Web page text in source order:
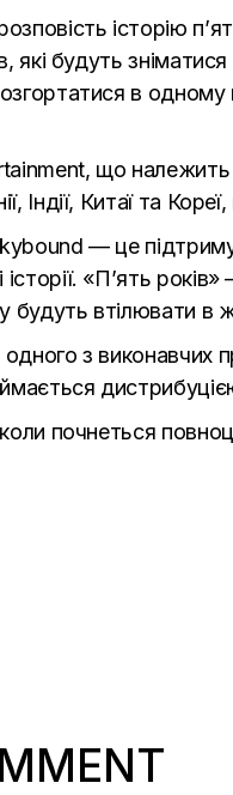
історію
які будуть
в одному
що належить
Індії, Китаї та
— це
«П’ять
будуть втілювати в
з виконавчих
почнеться